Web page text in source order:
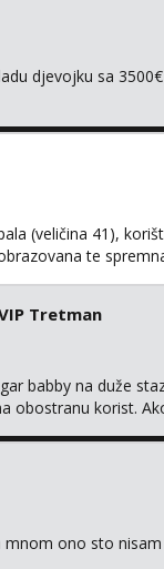
djevojku sa
(veličina 41),
te
Tretman
babby na duže
obostranu korist.
ono sto